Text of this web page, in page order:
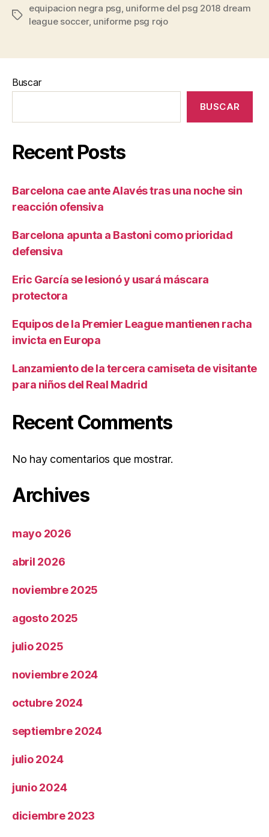
Etiquetas
equipacion negra psg, uniforme del psg 2018 dream
league soccer, uniforme psg rojo
Buscar
BUSCAR
Recent Posts
Barcelona cae ante Alavés tras una noche sin
reacción ofensiva
Barcelona apunta a Bastoni como prioridad
defensiva
Eric García se lesionó y usará máscara
protectora
Equipos de la Premier League mantienen racha
invicta en Europa
Lanzamiento de la tercera camiseta de visitante
para niños del Real Madrid
Recent Comments
No hay comentarios que mostrar.
Archives
mayo 2026
abril 2026
noviembre 2025
agosto 2025
julio 2025
noviembre 2024
octubre 2024
septiembre 2024
julio 2024
junio 2024
diciembre 2023